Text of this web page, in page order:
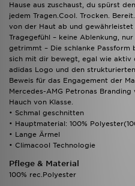
Hause aus zuschaust, du spürst
jedem Tragen.Cool. Trocken.
von der Haut ab und
Tragegefühl – keine Ablenkung,
getrimmt – Die schlanke Passform
sich mit dir bewegt, egal wie
adidas Logo und den
Beweis für das Engagement der
Mercedes-AMG Petronas
Hauch von Klasse.
• Schmal geschnitten
• Hauptmaterial: 100%
• Lange Ärmel
• Climacool Technologie
Pflege & Material
100% rec.Polyester